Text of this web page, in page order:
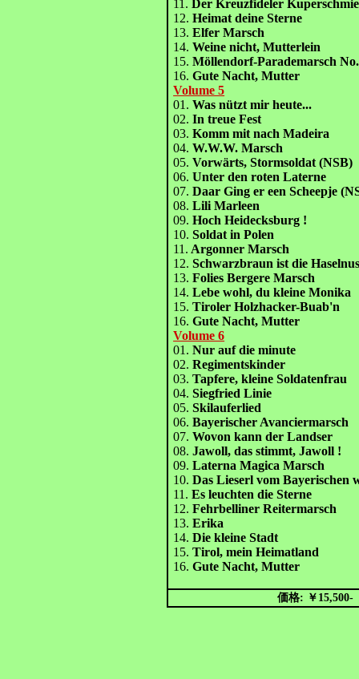
11.Der Kreuzfideler
12. Heimat deine Sterne
13.Elfer Marsch
14. Weine nicht, Mutterlein
15. Möllendorf-Parademarsch
16. Gute Nacht, Mutter
Volume 5
01.Was nützt mir heute...
02. In treue Fest
03. Komm mit nach Madeira
04. W.W.W. Marsch
05.Vorwärts, Stormsoldat (NSB)
06.Unter den roten Laterne
07. Daar Ging er een Scheepje
08. Lili Marleen
09. Hoch Heidecksburg !
10. Soldat in Polen
11. Argonner Marsch
12. Schwarzbraun ist die
13. Folies Bergere Marsch
14. Lebe wohl, du kleine Monika
15.Tiroler Holzhacker-Buab'n
16. Gute Nacht, Mutter
Volume 6
01.Nur auf die minute
02. Regimentskinder
03. Tapfere, kleine Soldatenfrau
04. Siegfried Linie
05. Skilauferlied
06.Bayerischer Avanciermarsch
07. Wovon kann der Landser
08.Jawoll, das stimmt, Jawoll !
09. Laterna Magica Marsch
10. Das Lieserl vom Bayerischen
11. Es leuchten die Sterne
12. Fehrbelliner Reitermarsch
13. Erika
14. Die kleine Stadt
15. Tirol, mein Heimatland
16. Gute Nacht, Mutter
価格: ￥15,500-